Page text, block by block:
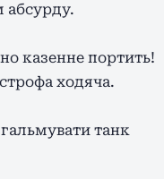
абсурду.
казенне портить!
ходяча.
танк